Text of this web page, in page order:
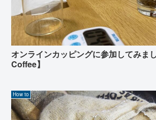
オンラインカッピングに参加してみま
Coffee】
How to